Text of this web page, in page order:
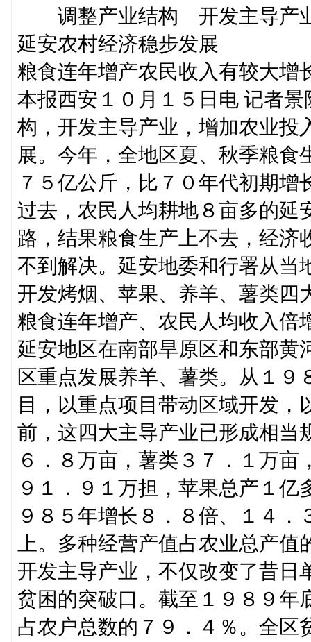
调整产业结构 开发主导产
延安农村经济稳步发展
粮食连年增产农民收入有较大增
本报西安１０月１５日电 记者
构，开发主导产业，增加农业投
展。今年，全地区夏、秋季粮食
７５亿公斤，比７０年代初期增
过去，农民人均耕地８亩多的延
路，结果粮食生产上不去，经济
不到解决。延安地委和行署从当
开发烤烟、苹果、养羊、薯类四
粮食连年增产、农民人均收入倍
延安地区在南部旱原区和东部黄
区重点发展养羊、薯类。从１
目，以重点项目带动区域开发
前，这四大主导产业已形成相当
６．８万亩，薯类３７．１万
９１．９１万担，苹果总产１
９８５年增长８．８倍、１４
上。多种经营产值占农业总产值
开发主导产业，不仅改变了昔日
贫困的突破口。截至１９８９年
占农户总数的７９．４％。全区